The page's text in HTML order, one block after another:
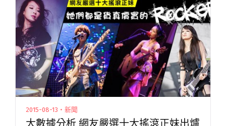
2015-08-13・新聞
大數據分析 網友嚴選十大搖滾正妹出爐